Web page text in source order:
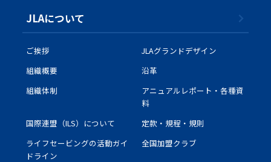
JLAについて
ご挨拶
JLAグランドデザイン
組織概要
沿革
組織体制
アニュアルレポート・各種資
料
国際連盟（ILS）について
定款・規程・規則
ライフセービングの活動ガイ
ドライン
全国加盟クラブ